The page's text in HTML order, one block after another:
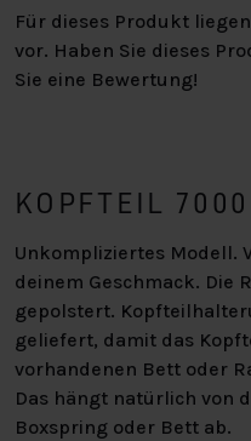
Für dieses Produkt
vor. Haben Sie dieses
Sie eine Bewertung!
KOPFTEIL 7000
Unkompliziertes Modell.
deinem Geschmack. Die
gepolstert.
geliefert, damit das
vorhandenen Bett oder
Das hängt natürlich von
Boxspring oder Bett ab.